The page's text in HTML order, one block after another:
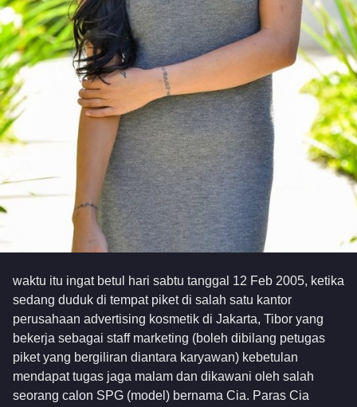
waktu itu ingat betul hari sabtu tanggal 12 Feb 2005, ketika
sedang duduk di tempat piket di salah satu kantor
perusahaan advertising kosmetik di Jakarta, Tibor yang
bekerja sebagai staff marketing (boleh dibilang petugas
piket yang bergiliran diantara karyawan) kebetulan
mendapat tugas jaga malam dan dikawani oleh salah
seorang calon SPG (model) bernama Cia. Paras Cia